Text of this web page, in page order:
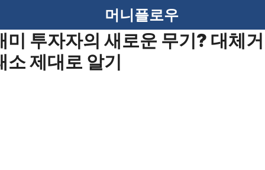
머니플로우
미 투자자의 새로운 무기? 대체거
소 제대로 알기